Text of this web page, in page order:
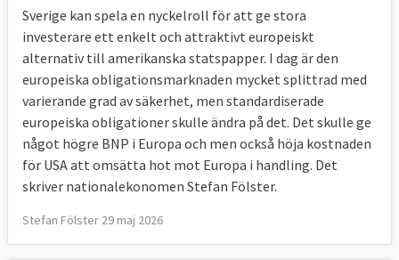
Sverige kan spela en nyckelroll för att ge stora
investerare ett enkelt och attraktivt europeiskt
alternativ till amerikanska statspapper. I dag är den
europeiska obligationsmarknaden mycket splittrad med
varierande grad av säkerhet, men standardiserade
europeiska obligationer skulle ändra på det. Det skulle ge
något högre BNP i Europa och men också höja kostnaden
för USA att omsätta hot mot Europa i handling. Det
skriver nationalekonomen Stefan Fölster.
Stefan Fölster 29 maj 2026